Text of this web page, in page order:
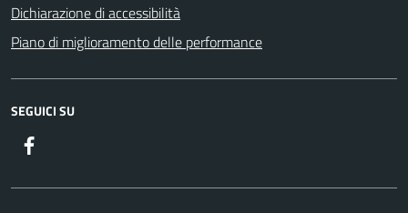
Dichiarazione di accessibilità
Piano di miglioramento delle performance
SEGUICI SU